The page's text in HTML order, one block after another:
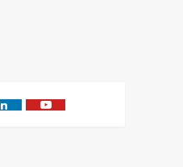
LinkedinYoutube